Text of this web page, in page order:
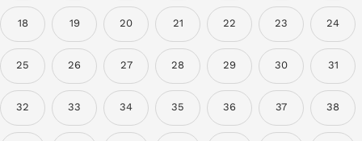
18 19 20 21 22 23 24
25 26 27 28 29 30 31
32 33 34 35 36 37 38